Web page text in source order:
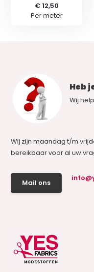
€ 12,50
Per meter
Heb
Wij
Wij zijn maandag t/m
bereikbaar voor al uw
Mail ons